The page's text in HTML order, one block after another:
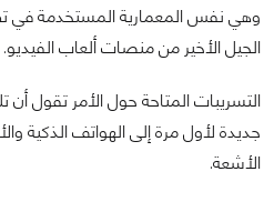
وهي نفس المعمارية المستخدمة في
الجيل الأخير من منصات ألعاب الفيديو.
التسريبات المتاحة حول الأمر تقول
جديدة لأول مرة إلى الهواتف الذكية
الأشعة.